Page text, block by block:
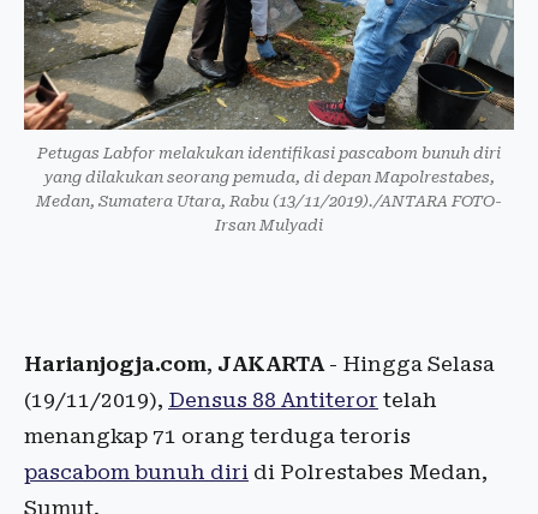
Petugas Labfor melakukan identifikasi pascabom bunuh diri
yang dilakukan seorang pemuda, di depan Mapolrestabes,
Medan, Sumatera Utara, Rabu (13/11/2019)./ANTARA FOTO-
Irsan Mulyadi
Harianjogja.com, JAKARTA- Hingga Selasa
(19/11/2019), Densus 88 Antiteror telah
menangkap 71 orang terduga teroris
pascabom bunuh diri di Polrestabes Medan,
Sumut.